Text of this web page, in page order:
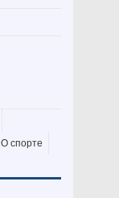
О спорте